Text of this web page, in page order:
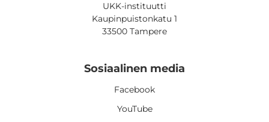
UKK-instituutti
Kaupinpuistonkatu 1
33500 Tampere
Sosiaalinen media
Facebook
YouTube